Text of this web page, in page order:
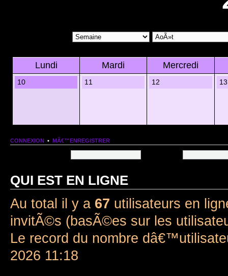
Lundi Mardi Mercredi
10 11 12 13
CONNEXION • MÂ€™ENREGISTRER
QUI EST EN LIGNE
Au total il y a 67 utilisateurs en
invitÃ©s (basÃ©es sur les
Le record du nombre
2026 11:18